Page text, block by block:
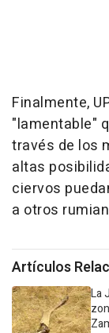
Finalmente,
"lamentable"
través de los
altas
ciervos
a otros
Artículos
La